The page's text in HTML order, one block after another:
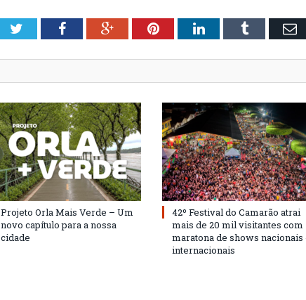
TwitterFacebookGoogle+PinterestLinkedInTumblr
Projeto Orla Mais Verde – Um
novo capítulo para a nossa
cidade
42º Festival do Camarão atrai
mais de 20 mil visitantes com
maratona de shows nacionais
internacionais